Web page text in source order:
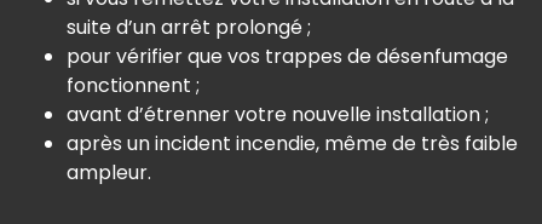
suite d’un arrêt prolongé ;
pour vérifier que vos trappes de désenfumage
fonctionnent ;
avant d’étrenner votre nouvelle installation ;
après un incident incendie, même de très faible
ampleur.